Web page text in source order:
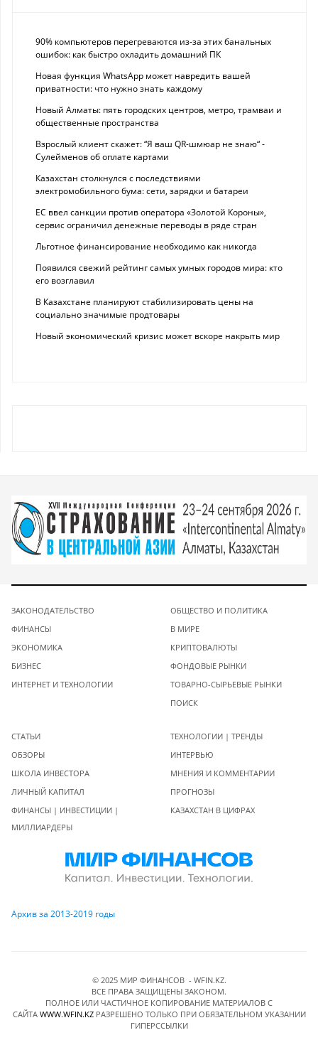
90% компьютеров перегреваются из-за этих банальных
ошибок: как быстро охладить домашний ПК
Новая функция WhatsApp может навредить вашей
приватности: что нужно знать каждому
Новый Алматы: пять городских центров, метро, трамваи и
общественные пространства
Взрослый клиент скажет: “Я ваш QR-шмюар не знаю“ -
Сулейменов об оплате картами
Казахстан столкнулся с последствиями
электромобильного бума: сети, зарядки и батареи
ЕС ввел санкции против оператора «Золотой Короны»,
сервис ограничил денежные переводы в ряде стран
Льготное финансирование необходимо как никогда
Появился свежий рейтинг самых умных городов мира: кто
его возглавил
В Казахстане планируют стабилизировать цены на
социально значимые продтовары
Новый экономический кризис может вскоре накрыть мир
ЗАКОНОДАТЕЛЬСТВО
ФИНАНСЫ
ЭКОНОМИКА
БИЗНЕС
ИНТЕРНЕТ И ТЕХНОЛОГИИ
ОБЩЕСТВО И ПОЛИТИКА
В МИРЕ
КРИПТОВАЛЮТЫ
ФОНДОВЫЕ РЫНКИ
ТОВАРНО-СЫРЬЕВЫЕ РЫНКИ
ПОИСК
СТАТЬИ
ОБЗОРЫ
ШКОЛА ИНВЕСТОРА
ЛИЧНЫЙ КАПИТАЛ
ФИНАНСЫ | ИНВЕСТИЦИИ |
МИЛЛИАРДЕРЫ
ТЕХНОЛОГИИ | ТРЕНДЫ
ИНТЕРВЬЮ
МНЕНИЯ И КОММЕНТАРИИ
ПРОГНОЗЫ
КАЗАХСТАН В ЦИФРАХ
Архив за 2013-2019 годы
© 2025 МИР ФИНАНСОВ - WFIN.KZ.
ВСЕ ПРАВА ЗАЩИЩЕНЫ ЗАКОНОМ.
ПОЛНОЕ ИЛИ ЧАСТИЧНОЕ КОПИРОВАНИЕ МАТЕРИАЛОВ C
САЙТА WWW.WFIN.KZРАЗРЕШЕНО ТОЛЬКО ПРИ ОБЯЗАТЕЛЬНОМ УКАЗАНИИ
ГИПЕРССЫЛКИ